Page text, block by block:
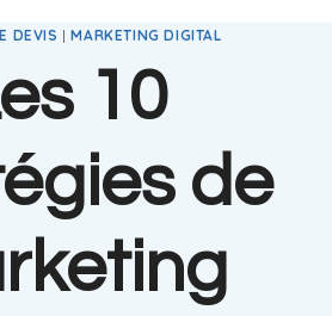
DEVIS |MARKETING DIGITAL
10
de